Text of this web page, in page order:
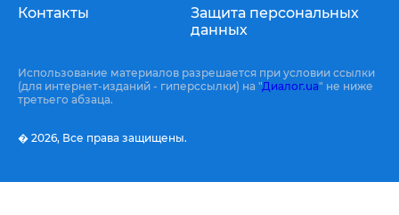
Контакты
Защита персональных
данных
Использование материалов разрешается при условии ссылки
(для интернет-изданий - гиперссылки) на "Диалог.ua" не ниже
третьего абзаца.
� 2026, Все права защищены.